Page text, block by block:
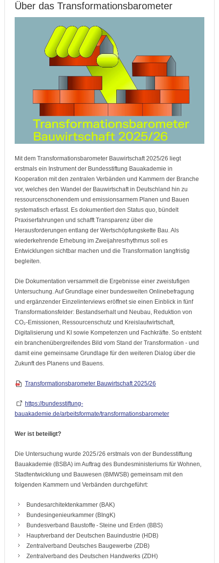
Über das Transformationsbarometer
Mit dem Transformationsbarometer Bauwirtschaft 2025/26 liegt
erstmals ein Instrument der Bundesstiftung Bauakademie in
Kooperation mit den zentralen Verbänden und Kammern der Branche
vor, welches den Wandel der Bauwirtschaft in Deutschland hin zu
ressourcenschonendem und emissionsarmem Planen und Bauen
systematisch erfasst. Es dokumentiert den Status quo, bündelt
Praxiserfahrungen und schafft Transparenz über die
Herausforderungen entlang der Wertschöpfungskette Bau. Als
wiederkehrende Erhebung im Zweijahresrhythmus soll es
Entwicklungen sichtbar machen und die Transformation langfristig
begleiten.
Die Dokumentation versammelt die Ergebnisse einer zweistufigen
Untersuchung. Auf Grundlage einer bundesweiten Onlinebefragung
und ergänzender Einzelinterviews eröffnet sie einen Einblick in fünf
Transformationsfelder: Bestandserhalt und Neubau, Reduktion von
CO₂-Emissionen, Ressourcenschutz und Kreislaufwirtschaft,
Digitalisierung und KI sowie Kompetenzen und Fachkräfte. So entsteht
ein branchenübergreifendes Bild vom Stand der Transformation - und
damit eine gemeinsame Grundlage für den weiteren Dialog über die
Zukunft des Planens und Bauens.
Transformationsbarometer Bauwirtschaft 2025/26
https://bundesstiftung-
bauakademie.de/arbeitsformate/transformationsbarometer
Wer ist beteiligt?
Die Untersuchung wurde 2025 / 26 erstmals von der Bundesstiftung
Bauakademie (BSBA) im Auftrag des Bundesministeriums für Wohnen,
Stadtentwicklung und Bauwesen (BMWSB) gemeinsam mit den
folgenden Kammern und Verbänden durchgeführt:
Bundesarchitektenkammer (BAK)
Bundesingenieurkammer (BIngK)
Bundesverband Baustoffe - Steine und Erden (BBS)
Hauptverband der Deutschen Bauindustrie (HDB)
Zentralverband Deutsches Baugewerbe (ZDB)
Zentralverband des Deutschen Handwerks (ZDH)